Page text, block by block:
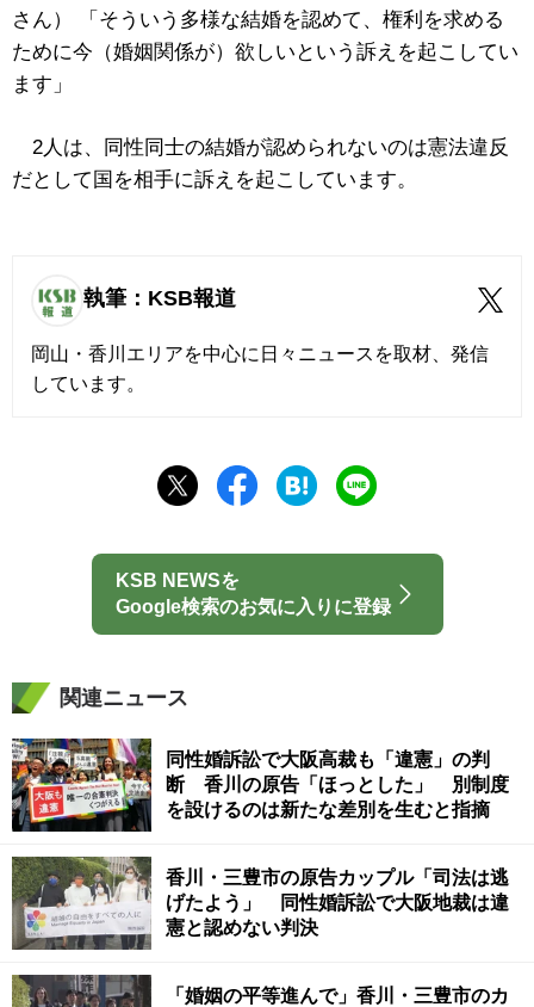
さん） 「そういう多様な結婚を認めて、権利を求める
ために今（婚姻関係が）欲しいという訴えを起こしてい
ます」
2人は、同性同士の結婚が認められないのは憲法違反
だとして国を相手に訴えを起こしています。
執筆：KSB報道
岡山・香川エリアを中心に日々ニュースを取材、発信
しています。
KSB NEWSを
Google検索のお気に入りに登録
関連ニュース
同性婚訴訟で大阪高裁も「違憲」の判
断 香川の原告「ほっとした」 別制度
を設けるのは新たな差別を生むと指摘
香川・三豊市の原告カップル「司法は逃
げたよう」 同性婚訴訟で大阪地裁は違
憲と認めない判決
「婚姻の平等進んで」香川・三豊市のカ